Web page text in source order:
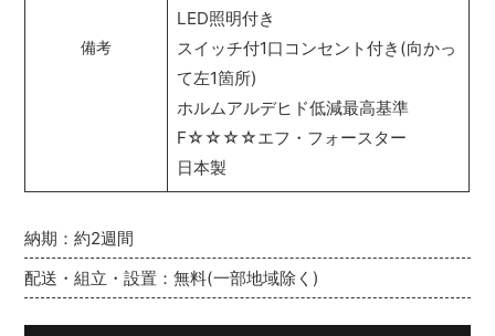
納期：約2週間
配送・組立・設置：無料(一部地域除く)
備考
LED照明付き
スイッチ付1口コンセント付き(向かっ
て左1箇所)
ホルムアルデヒド低減最高基準
F☆☆☆☆エフ・フォースター
日本製